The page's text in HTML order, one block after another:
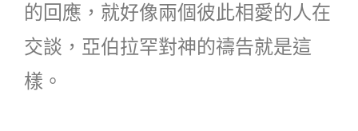
的回應，就好像兩個彼此相愛的人在
交談，亞伯拉罕對神的禱告就是這
樣。